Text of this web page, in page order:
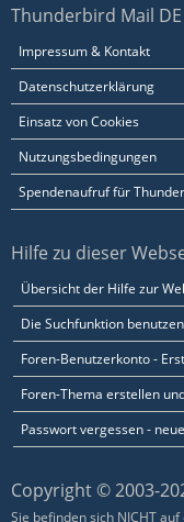
Thunderbird Mail DE
Impressum & Kontakt
Datenschutzerklärung
Einsatz von Cookies
Nutzungsbedingungen
Spendenaufruf für
Hilfe zu dieser
Übersicht der Hilfe zur
Die Suchfunktion benutzen
Foren-Benutzerkonto -
Foren-Thema erstellen
Passwort vergessen -
Copyright © 2003-
Sie befinden sich NICHT